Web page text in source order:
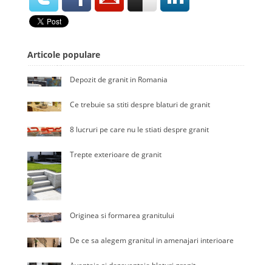
Articole populare
Depozit de granit in Romania
Ce trebuie sa stiti despre blaturi de granit
8 lucruri pe care nu le stiati despre granit
Trepte exterioare de granit
Originea si formarea granitului
De ce sa alegem granitul in amenajari interioare